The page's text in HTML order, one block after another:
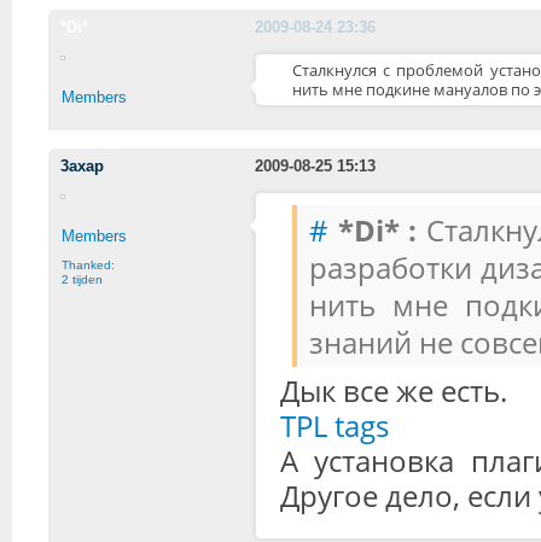
2009-08-24 23:36
Members
Сталкнулся с проблемой
нить мне подкине мануалов по
3axap 2009-08-25 15:13
Members
Thanked:
2 tijden
# *Di* :
разработки
нить мне
знаний не
Дык все же есть.
TPL tags
А установка
Другое дело,